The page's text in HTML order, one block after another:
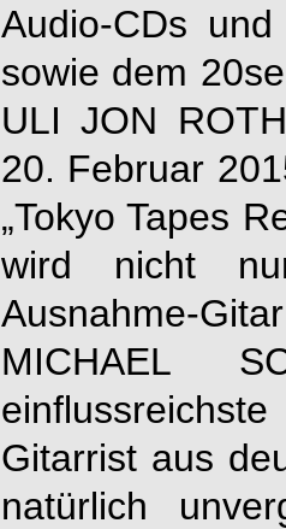
Audio-CDs
sowie dem
ULI JON
20. Februar
„Tokyo Tapes
wird nicht
Ausnahme-
MICHAEL
Gitarrist aus
natürlich